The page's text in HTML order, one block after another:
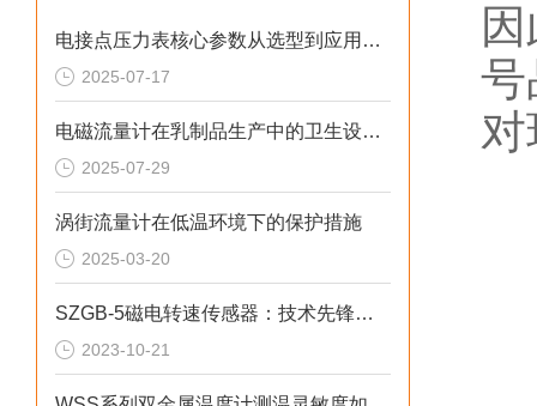
电接点压力表核心参数从选型到应用的系统化指南
2025-07-17
电磁流量计在乳制品生产中的卫生设计与应用
2025-07-29
涡街流量计在低温环境下的保护措施
2025-03-20
SZGB-5磁电转速传感器：技术先锋，驱动工业发展
2023-10-21
号